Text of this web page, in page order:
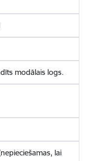
modālais logs.
lai